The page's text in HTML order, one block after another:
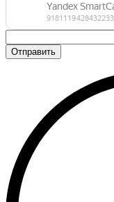
Отправить